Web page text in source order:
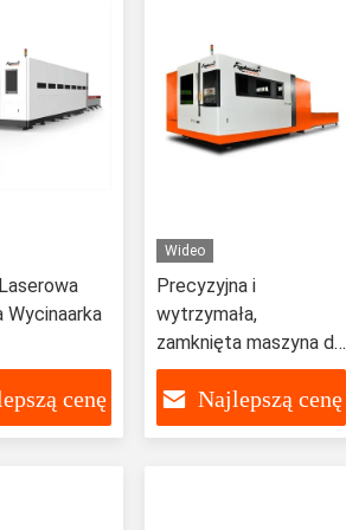
Wycinaarka
cenę
Wideo
Precyzyjna i
wytrzymała,
zamknięta maszyna do
cięcia laserowego
stali CNCNajlepszą cenę